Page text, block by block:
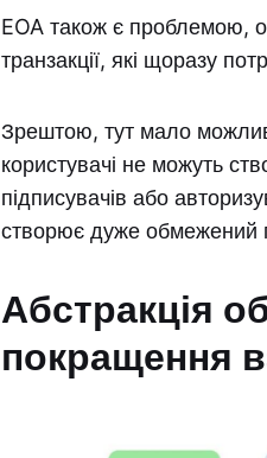
EOA також є проблемою,
транзакції, які щоразу
Зрештою, тут мало
користувачі не можуть
підписувачів або
створює дуже обмежений
Абстракція
покращення